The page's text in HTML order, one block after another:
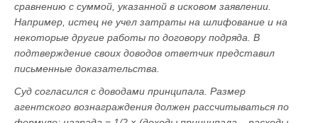
сравнению с суммой, указанной в исковом заявлении.
Например, истец не учел затраты на шлифование и на
некоторые другие работы по договору подряда. В
подтверждение своих доводов ответчик представил
письменные доказательства.
Суд согласился с доводами принципала. Размер
агентского вознаграждения должен рассчитываться по